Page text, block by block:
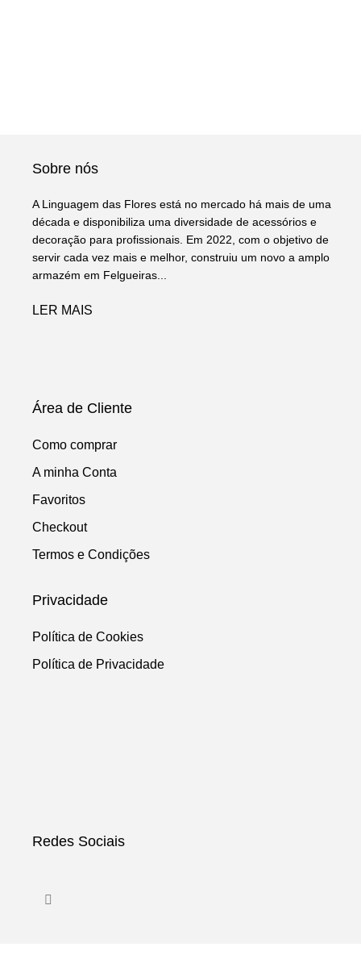
Sobre nós
A Linguagem das Flores está no mercado há mais de uma
década e disponibiliza uma diversidade de acessórios e
decoração para profissionais. Em 2022, com o objetivo de
servir cada vez mais e melhor, construiu um novo a amplo
armazém em Felgueiras...
LER MAIS
Área de Cliente
Como comprar
A minha Conta
Favoritos
Checkout
Termos e Condições
Privacidade
Política de Cookies
Política de Privacidade
Redes Sociais